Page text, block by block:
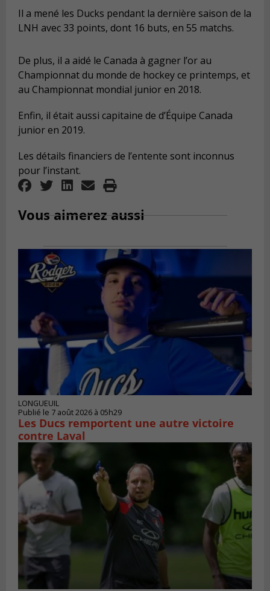
Il a mené les Ducks pendant la dernière saison de la
LNH avec 33 points, dont 16 buts, en 55 matchs.
De plus, il a aidé le Canada à gagner l’or au
Championnat du monde de hockey ce printemps, et
au Championnat mondial junior en 2018.
Enfin, il était aussi capitaine de d’Équipe Canada
junior en 2019.
Les détails financiers de l’entente sont inconnus
pour l’instant.
Vous aimerez aussi
LONGUEUIL
Publié le 7 août 2026 à 05h29
Les Ducs remportent une autre victoire
contre Laval